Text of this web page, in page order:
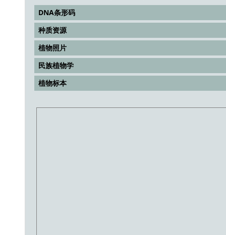
DNA条形码
种质资源
植物照片
民族植物学
植物标本